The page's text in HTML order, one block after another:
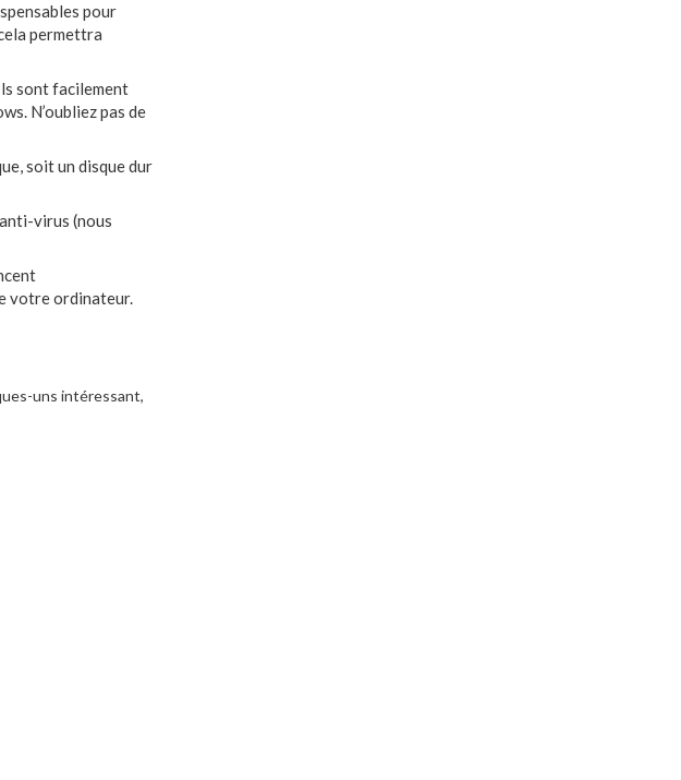
pour
permettra
sont facilement
N’oubliez pas de
soit un disque dur
virus (nous
votre ordinateur.
uns intéressant,